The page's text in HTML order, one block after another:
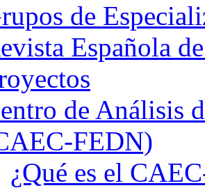
de
Española
de Análisis
FEDN)
¿Qué es el